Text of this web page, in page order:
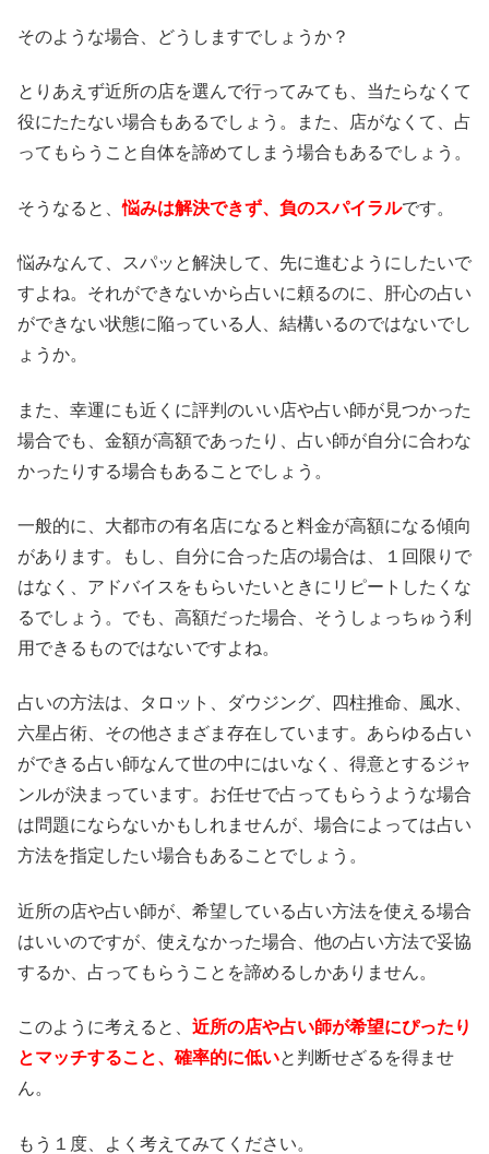
そのような場合、どうしますでしょうか？
とりあえず近所の店を選んで行ってみても、当たらなくて
役にたたない場合もあるでしょう。また、店がなくて、占
ってもらうこと自体を諦めてしまう場合もあるでしょう。
そうなると、悩みは解決できず、負のスパイラルです。
悩みなんて、スパッと解決して、先に進むようにしたいで
すよね。それができないから占いに頼るのに、肝心の占い
ができない状態に陥っている人、結構いるのではないでし
ょうか。
また、幸運にも近くに評判のいい店や占い師が見つかった
場合でも、金額が高額であったり、占い師が自分に合わな
かったりする場合もあることでしょう。
一般的に、大都市の有名店になると料金が高額になる傾向
があります。もし、自分に合った店の場合は、１回限りで
はなく、アドバイスをもらいたいときにリピートしたくな
るでしょう。でも、高額だった場合、そうしょっちゅう利
用できるものではないですよね。
占いの方法は、タロット、ダウジング、四柱推命、風水、
六星占術、その他さまざま存在しています。あらゆる占い
ができる占い師なんて世の中にはいなく、得意とするジャ
ンルが決まっています。お任せで占ってもらうような場合
は問題にならないかもしれませんが、場合によっては占い
方法を指定したい場合もあることでしょう。
近所の店や占い師が、希望している占い方法を使える場合
はいいのですが、使えなかった場合、他の占い方法で妥協
するか、占ってもらうことを諦めるしかありません。
このように考えると、 近所の店や占い師が希望にぴったり
とマッチすること、確率的に低いと判断せざるを得ませ
ん。
もう１度、よく考えてみてください。